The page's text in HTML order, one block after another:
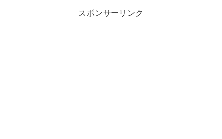
スポンサーリンク